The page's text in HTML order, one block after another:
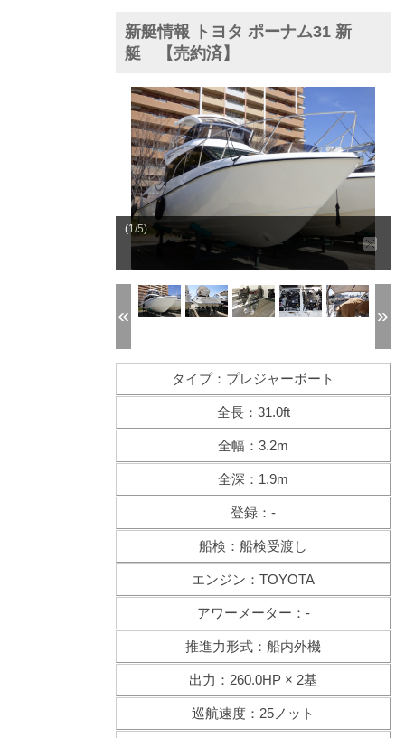
新艇情報 トヨタ ポーナム31 新
艇 【売約済】
(1/5)
タイプ：プレジャーボート
全長：31.0ft
全幅：3.2m
全深：1.9m
登録：-
船検：船検受渡し
エンジン：TOYOTA
アワーメーター：-
推進力形式：船内外機
出力：260.0HP × 2基
巡航速度：25ノット